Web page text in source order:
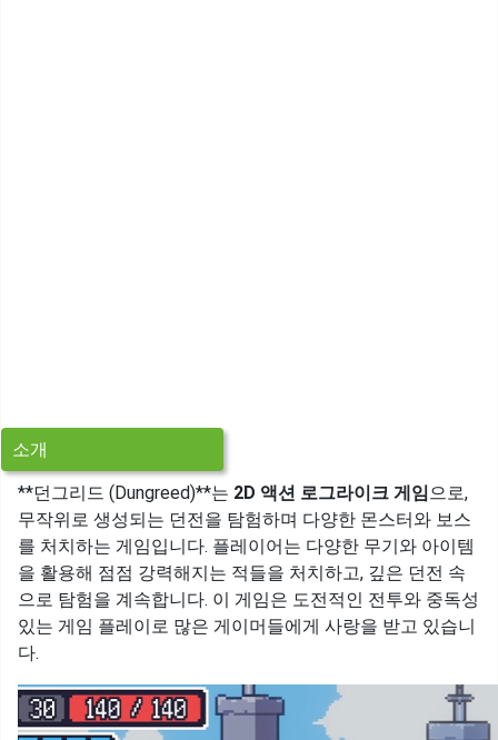
소개
**던그리드 (Dungreed)**는 2D 액션 로그라이크 게임으로,
무작위로 생성되는 던전을 탐험하며 다양한 몬스터와 보스
를 처치하는 게임입니다. 플레이어는 다양한 무기와 아이템
을 활용해 점점 강력해지는 적들을 처치하고, 깊은 던전 속
으로 탐험을 계속합니다. 이 게임은 도전적인 전투와 중독성
있는 게임 플레이로 많은 게이머들에게 사랑을 받고 있습니
다.